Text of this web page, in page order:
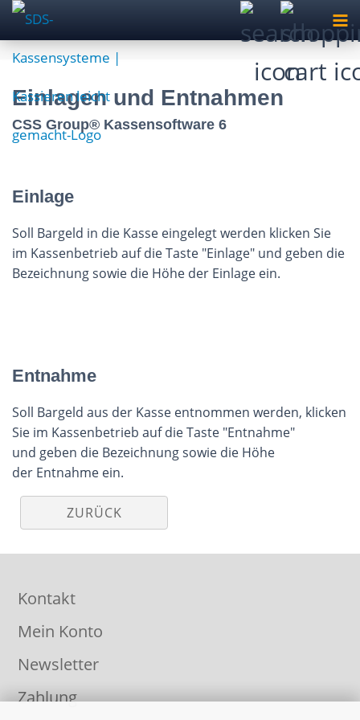
Einlagen und Entnahmen
CSS Group® Kassensoftware 6
Einlage
Soll Bargeld in die Kasse eingelegt werden klicken Sie
im Kassenbetrieb auf die Taste "Einlage" und geben die
Bezeichnung sowie die Höhe der Einlage ein.
Entnahme
Soll Bargeld aus der Kasse entnommen werden, klicken
Sie im Kassenbetrieb auf die Taste "Entnahme"
und geben die Bezeichnung sowie die Höhe
der Entnahme ein.
ZURÜCK
Kontakt
Mein Konto
Newsletter
Zahlung